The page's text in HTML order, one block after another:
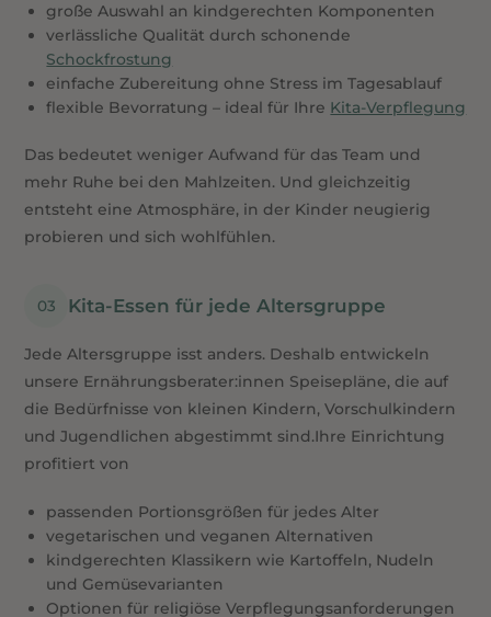
große Auswahl an kindgerechten Komponenten
verlässliche Qualität durch schonende
Schockfrostung
einfache Zubereitung ohne Stress im Tagesablauf
flexible Bevorratung – ideal für Ihre Kita-Verpflegung
Das bedeutet weniger Aufwand für das Team und
mehr Ruhe bei den Mahlzeiten. Und gleichzeitig
entsteht eine Atmosphäre, in der Kinder neugierig
probieren und sich wohlfühlen.
Kita-Essen für jede Altersgruppe
Jede Altersgruppe isst anders. Deshalb entwickeln
unsere Ernährungsberater:innen Speisepläne, die auf
die Bedürfnisse von kleinen Kindern, Vorschulkindern
und Jugendlichen abgestimmt sind.Ihre Einrichtung
profitiert von
passenden Portionsgrößen für jedes Alter
vegetarischen und veganen Alternativen
kindgerechten Klassikern wie Kartoffeln, Nudeln
und Gemüsevarianten
Optionen für religiöse Verpflegungsanforderungen